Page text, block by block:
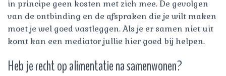
in principe geen kosten met zich mee. De gevolgen
van de ontbinding en de afspraken die je wilt maken
moet je wel goed vastleggen. Als je er samen niet uit
komt kan een mediator jullie hier goed bij helpen.
Heb je recht op alimentatie na samenwonen?